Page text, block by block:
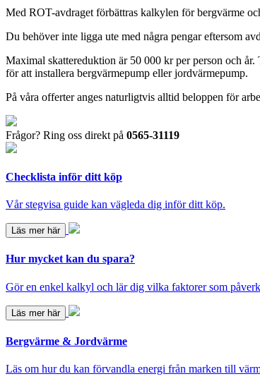
Med ROT-avdraget förbättras kalkylen för bergvärme
Du behöver inte ligga ute med några pengar eftersom
Maximal skattereduktion är 50 000 kr per person och
för att installera bergvärmepump eller jordvärmepump.
På våra offerter anges naturligtvis alltid beloppen för
Frågor? Ring oss direkt på 0565-31119
Checklista inför ditt köp
Vår stegvisa guide kan vägleda dig inför ditt köp.
Läs mer här
Hur mycket kan du spara?
Gör en enkel kalkyl och lär dig vilka faktorer som
Läs mer här
Bergvärme & Jordvärme
Läs om hur du kan förvandla energi från marken till